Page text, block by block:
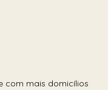
com mais domicílios